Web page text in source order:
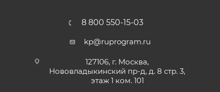
8 800 550-15-03
kp@ruprogram.ru
127106, г. Москва,
Нововладыкинский пр-д, д. 8 стр. 3,
этаж 1 ком. 101